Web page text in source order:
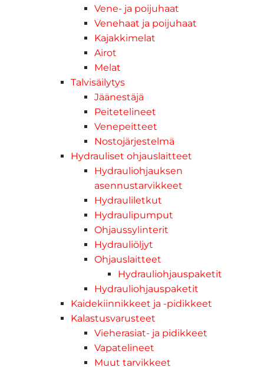
Vene- ja poijuhaat
Venehaat ja poijuhaat
Kajakkimelat
Airot
Melat
Talvisäilytys
Jäänestäjä
Peitetelineet
Venepeitteet
Nostojärjestelmä
Hydrauliset ohjauslaitteet
Hydrauliohjauksen
asennustarvikkeet
Hydrauliletkut
Hydraulipumput
Ohjaussylinterit
Hydrauliöljyt
Ohjauslaitteet
Hydrauliohjauspaketit
Hydrauliohjauspaketit
Kaidekiinnikkeet ja -pidikkeet
Kalastusvarusteet
Vieherasiat- ja pidikkeet
Vapatelineet
Muut tarvikkeet